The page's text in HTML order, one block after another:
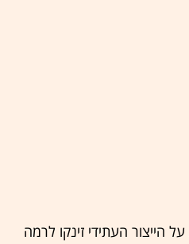
הייצור העתידי זינקו לרמה